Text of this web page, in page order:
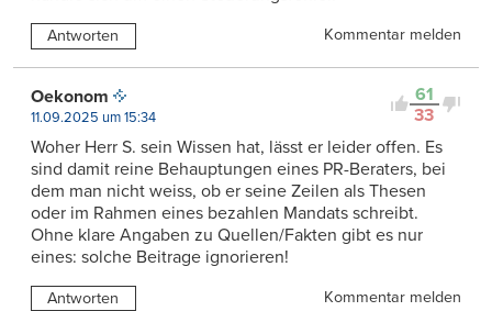
Antworten Kommentar melden
61
33
Oekonom
11.09.2025 um 15:34
Woher Herr S. sein Wissen hat, lässt er leider offen. Es
sind damit reine Behauptungen eines PR-Beraters, bei
dem man nicht weiss, ob er seine Zeilen als Thesen
oder im Rahmen eines bezahlen Mandats schreibt.
Ohne klare Angaben zu Quellen/Fakten gibt es nur
eines: solche Beitrage ignorieren!
Antworten
Kommentar melden